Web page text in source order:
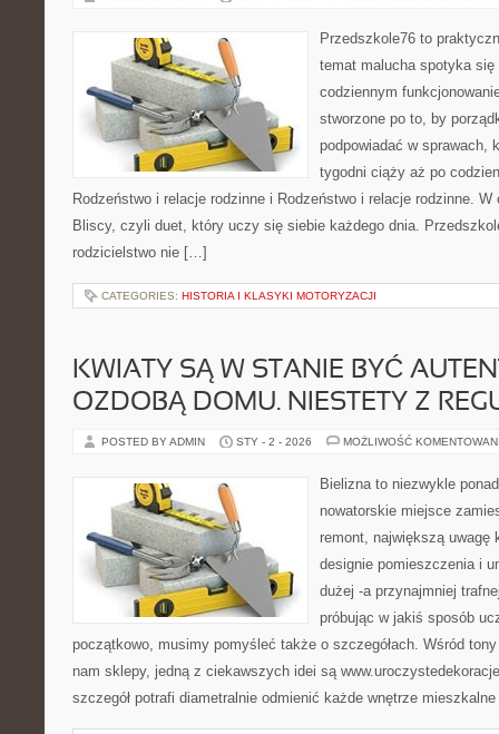
Przedszkole76 to
temat malucha spotyka
codziennym
stworzone po to, by
podpowiadać w sprawach,
tygodni ciąży aż po
Rodzeństwo i relacje rodzinne i Rodzeństwo i relacje rodzinne.
Bliscy, czyli duet, który uczy się siebie każdego dnia.
rodzicielstwo nie […]
CATEGORIES: HISTORIA I KLASYKI MOTORYZACJI
KWIATY SĄ W STANIE BYĆ
OZDOBĄ DOMU. NIESTETY Z
POSTED BY ADMIN STY - 2 - 2026 MOŻLIWOŚĆ
Bielizna to niezwykle
nowatorskie miejsce
remont, największą uwagę
designie pomieszczenia i
dużej -a przynajmniej
próbując w jakiś sposób
początkowo, musimy pomyśleć także o szczegółach. Wśród
nam sklepy, jedną z ciekawszych idei są
szczegół potrafi diametralnie odmienić każde wnętrze